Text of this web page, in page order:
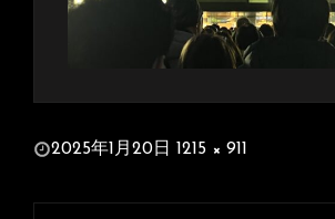
投
日:
2025年1月20日
ル
1215 × 911